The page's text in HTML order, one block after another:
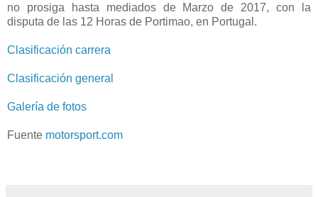
no prosiga hasta mediados de Marzo de 2017, con la
disputa de las 12 Horas de Portimao, en Portugal.
Clasificación carrera
Clasificación general
Galería de fotos
Fuente motorsport.com